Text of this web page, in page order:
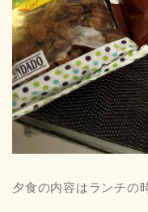
夕食の内容はランチの